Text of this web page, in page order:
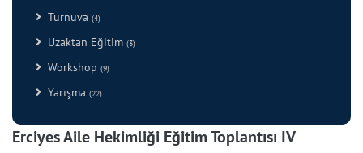
Turnuva (4)
Uzaktan Eğitim (3)
Workshop (9)
Yarışma (22)
Erciyes Aile Hekimliği Eğitim Toplantısı IV